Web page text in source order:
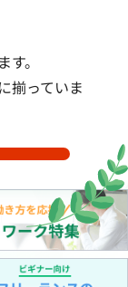
。
揃っていま